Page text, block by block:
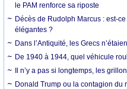
le PAM renforce sa riposte
Décès de Rudolph Marcus : est-
élégantes ?
Dans l’Antiquité, les Grecs
De 1940 à 1944, quel véhicule
Il n’y a pas si longtemps, les
Donald Trump ou la contagion du